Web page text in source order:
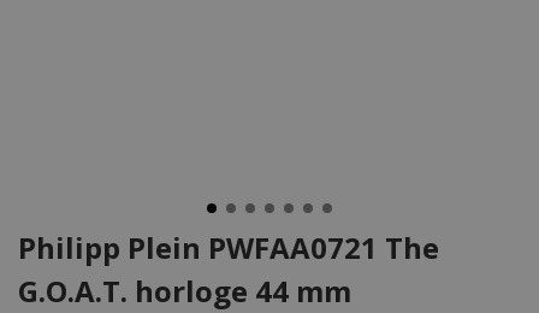
Philipp Plein PWFAA0721 The
G.O.A.T. horloge 44 mm